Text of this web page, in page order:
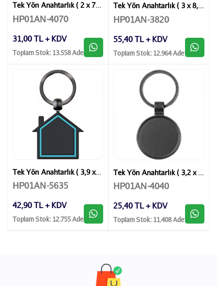
Tek Yön Anahtarlık ( 2 x 7,5 cm )
HP01AN-4070
31,00 TL + KDV
Toplam Stok: 13.558 Adet
Tek Yön Anahtarlık ( 3 x 8,3 cm )
HP01AN-3820
55,40 TL + KDV
Toplam Stok: 12.964 Adet
Tek Yön Anahtarlık ( 3,9 x 7 cm )
HP01AN-5635
42,90 TL + KDV
Toplam Stok: 12.755 Adet
HP01AN-4040
25,40 TL + KDV
Toplam Stok: 11.408 Adet